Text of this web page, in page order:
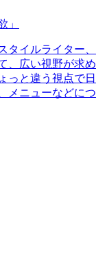
」
タイルライター、
、広い視野が求め
っと違う視点で日
メニューなどにつ